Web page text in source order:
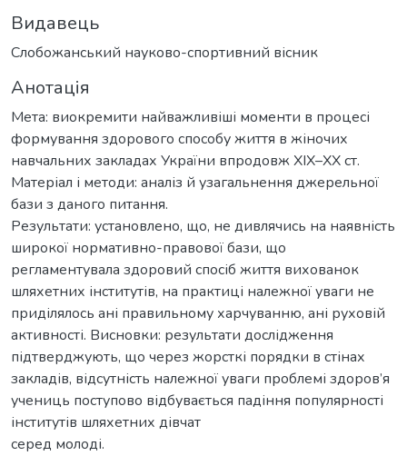
Видавець
Cлобожанський науково-спортивний вісник
Анотація
Мета: виокремити найважливіші моменти в процесі
формування здорового способу життя в жіночих
навчальних закладах України впродовж ХІХ–ХХ ст.
Матеріал і методи: аналіз й узагальнення джерельної
бази з даного питання.
Результати: установлено, що, не дивлячись на наявність
широкої нормативно-правової бази, що
регламентувала здоровий спосіб життя вихованок
шляхетних інститутів, на практиці належної уваги не
приділялось ані правильному харчуванню, ані руховій
активності. Висновки: результати дослідження
підтверджують, що через жорсткі порядки в стінах
закладів, відсутність належної уваги проблемі здоров’я
учениць поступово відбувається падіння популярності
інститутів шляхетних дівчат
серед молоді.